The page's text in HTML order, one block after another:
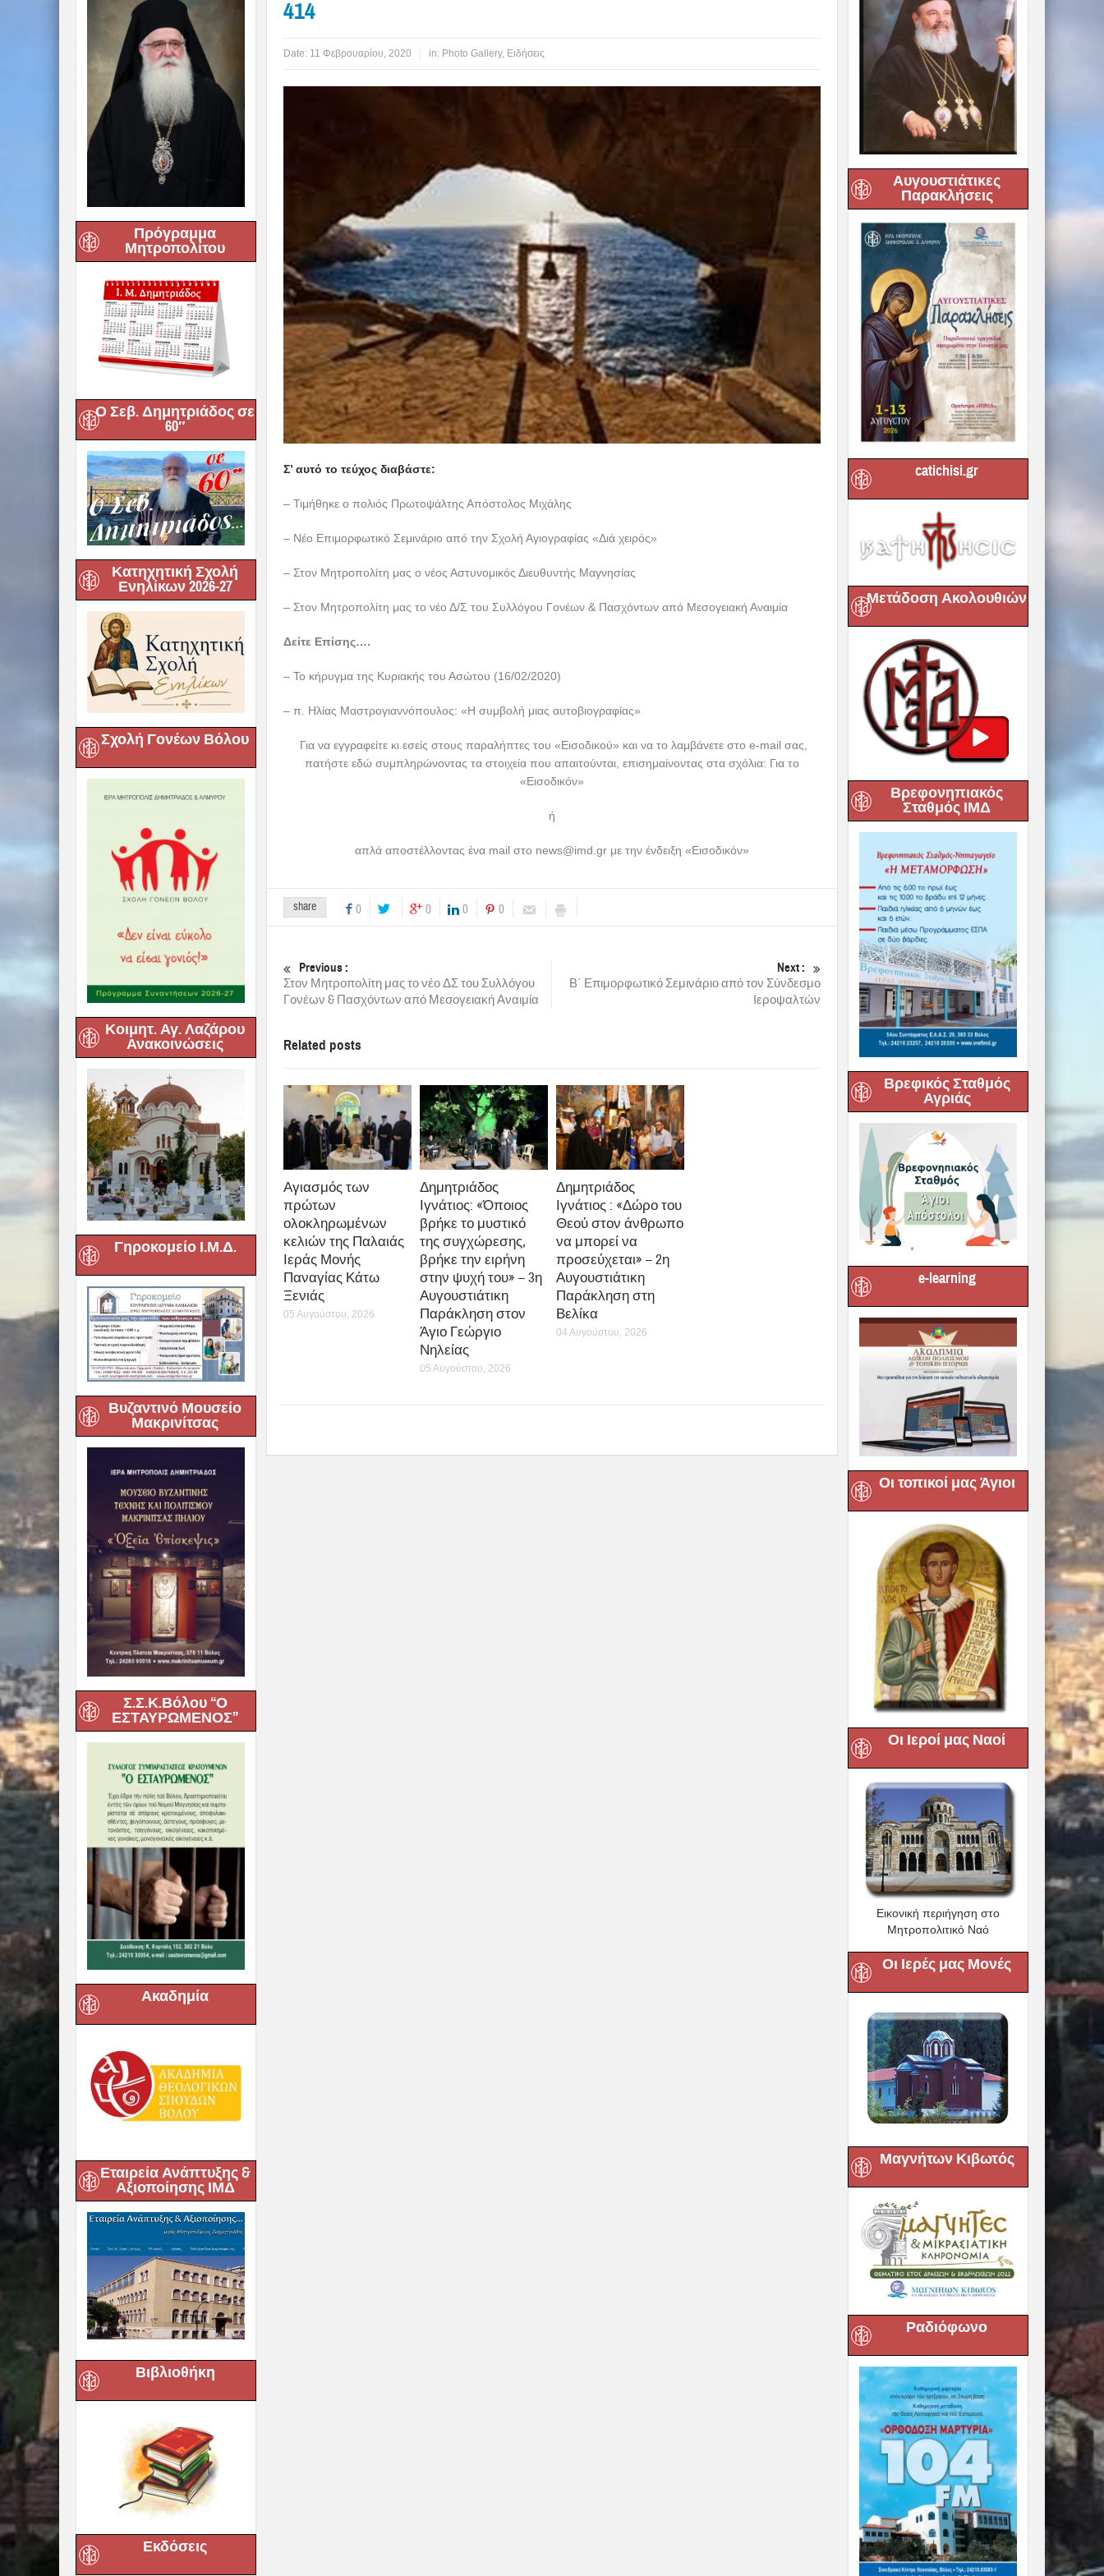
Πρόγραμμα
Μητροπολίτου
Ο Σεβ. Δημητριάδος σε
60″
Κατηχητική Σχολή
Ενηλίκων 2026-27
Σχολή Γονέων Βόλου
Κοιμητ. Αγ. Λαζάρου
Ανακοινώσεις
Γηροκομείο Ι.Μ.Δ.
Βυζαντινό Μουσείο
Μακρινίτσας
Σ.Σ.Κ.Βόλου “Ο
ΕΣΤΑΥΡΩΜΕΝΟΣ”
Ακαδημία
Εταιρεία Ανάπτυξης &
Αξιοποίησης ΙΜΔ
Βιβλιοθήκη
Εκδόσεις
414
Date: 11 Φεβρουαρίου, 2020 in: Photo Gallery, Ειδήσεις
Σ’ αυτό το τεύχος διαβάστε:
– Τιμήθηκε ο πολιός Πρωτοψάλτης Απόστολος Μιχάλης
– Νέο Επιμορφωτικό Σεμινάριο από την Σχολή Αγιογραφίας «Διά χειρός»
– Στον Μητροπολίτη μας ο νέος Αστυνομικός Διευθυντής Μαγνησίας
– Στον Μητροπολίτη μας το νέο Δ/Σ του Συλλόγου Γονέων & Πασχόντων από Μεσογειακή Αναιμία
Δείτε Επίσης….
– Το κήρυγμα της Κυριακής του Ασώτου (16/02/2020)
– π. Ηλίας Μαστρογιαννόπουλος: «Η συμβολή μιας αυτοβιογραφίας»
Για να εγγραφείτε κι εσείς στους παραλήπτες του «Εισοδικού» και να το λαμβάνετε στο e-mail σας,
πατήστε εδώ συμπληρώνοντας τα στοιχεία που απαιτούνται, επισημαίνοντας στα σχόλια: Για το
«Εισοδικόν»
ή
απλά αποστέλλοντας ένα mail στο news@imd.grμε την ένδειξη «Εισοδικόν»
share 0 0 0 0
Previous :
Στον Μητροπολίτη μας το νέο ΔΣ του Συλλόγου
Γονέων & Πασχόντων από Μεσογειακή Αναιμία
Next :
Β΄ Επιμορφωτικό Σεμινάριο από τον Σύνδεσμο
Ιεροψαλτών
Related posts
Αγιασμός των
πρώτων
ολοκληρωμένων
κελιών της Παλαιάς
Ιεράς Μονής
Παναγίας Κάτω
Ξενιάς
05 Αυγούστου, 2026
Δημητριάδος
Ιγνάτιος: «Όποιος
βρήκε το μυστικό
της συγχώρεσης,
βρήκε την ειρήνη
στην ψυχή του» – 3η
Αυγουστιάτικη
Παράκληση στον
Άγιο Γεώργιο
Νηλείας
05 Αυγούστου, 2026
Δημητριάδος
Ιγνάτιος : «Δώρο του
Θεού στον άνθρωπο
να μπορεί να
προσεύχεται» – 2η
Αυγουστιάτικη
Παράκληση στη
Βελίκα
04 Αυγούστου, 2026
Αυγουστιάτικες
Παρακλήσεις
catichisi.gr
Μετάδοση Ακολουθιών
Βρεφονηπιακός
Σταθμός ΙΜΔ
Βρεφικός Σταθμός
Αγριάς
e-learning
Οι τοπικοί μας Άγιοι
Οι Ιεροί μας Ναοί
Εικονική περιήγηση στο
Μητροπολιτικό Ναό
Οι Ιερές μας Μονές
Μαγνήτων Κιβωτός
Ραδιόφωνο